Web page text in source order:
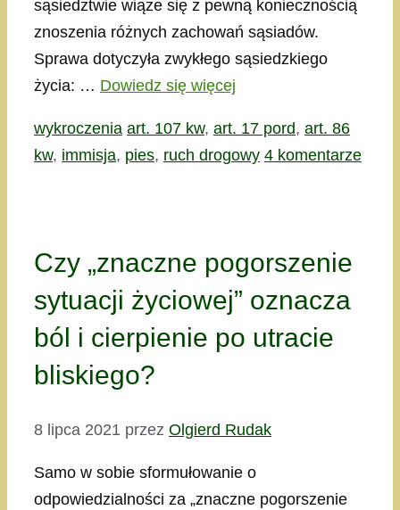
sąsiedztwie wiąże się z pewną koniecznością
znoszenia różnych zachowań sąsiadów.
Sprawa dotyczyła zwykłego sąsiedzkiego
życia: … Dowiedz się więcej
Kategorie
wykroczenia Tagi
art. 107 kw, art. 17 pord, art. 86
kw, immisja, pies, ruch drogowy 4 komentarze
Czy „znaczne pogorszenie
sytuacji życiowej” oznacza
ból i cierpienie po utracie
bliskiego?
8 lipca 2021 przez Olgierd Rudak
Samo w sobie sformułowanie o
odpowiedzialności za „znaczne pogorszenie